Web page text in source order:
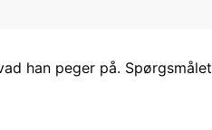
han peger på. Spørgsmålet